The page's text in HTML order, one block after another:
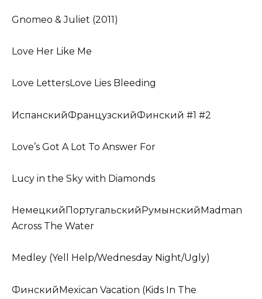
Gnomeo & Juliet (2011)
Love Her Like Me
Love LettersLove Lies Bleeding
ИспанскийФранцузскийФинский #1 #2
Love’s Got A Lot To Answer For
Lucy in the Sky with Diamonds
НемецкийПортугальскийРумынскийMadman
Across The Water
Medley (Yell Help/Wednesday Night/Ugly)
ФинскийMexican Vacation (Kids In The